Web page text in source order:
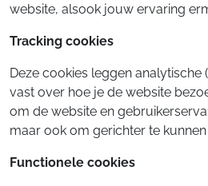
website, alsook jouw ervaring
Tracking cookies
Deze cookies leggen analytische
vast over hoe je de website
om de website en
maar ook om gerichter te
Functionele cookies